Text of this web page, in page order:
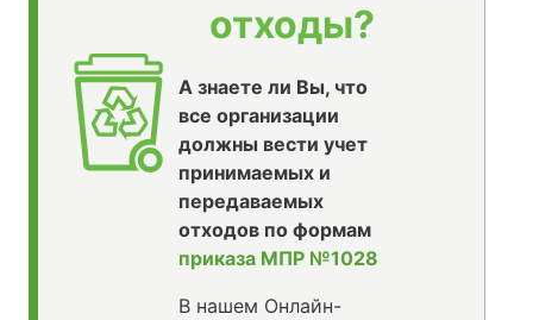
отходы?
А знаете ли Вы, что
все организации
должны вести учет
принимаемых и
передаваемых
отходов по формам
приказа МПР №1028
В нашем Онлайн-